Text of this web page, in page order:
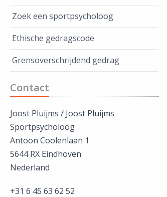
Zoek een sportpsycholoog
Ethische gedragscode
Grensoverschrijdend gedrag
Contact
Joost Pluijms / Joost Pluijms
Sportpsycholoog
Antoon Coolenlaan 1
5644 RX Eindhoven
Nederland
+31 6 45 63 62 52